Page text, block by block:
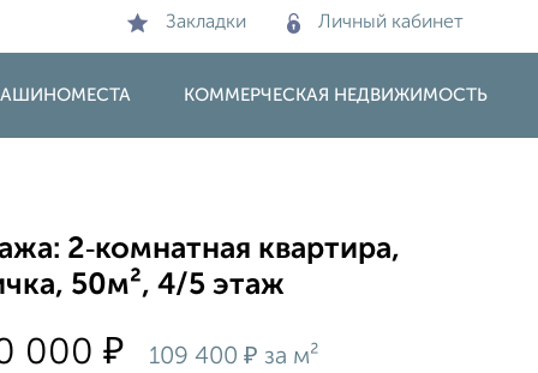
Закладки Личный кабинет
КОММЕРЧЕСКАЯ НЕДВИЖИМОСТЬ
2‑комнатная квартира,
50м², 4/5 этаж
000₽ 109 400₽ за м²